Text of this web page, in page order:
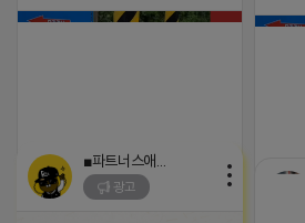
https://m.blog.naver.com/tnsrbfkddmsw/
recommendTrackingCode=0
광고